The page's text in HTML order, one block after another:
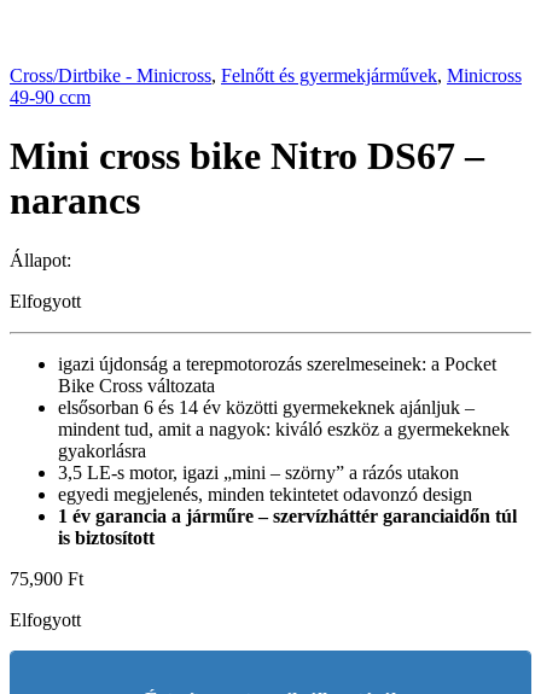
Cross/Dirtbike - Minicross, Felnőtt és gyermekjárművek, Minicross
49-90 ccm
Mini cross bike Nitro DS67 –
narancs
Állapot:
Elfogyott
igazi újdonság a terepmotorozás szerelmeseinek: a Pocket
Bike Cross változata
elsősorban 6 és 14 év közötti gyermekeknek ajánljuk –
mindent tud, amit a nagyok: kiváló eszköz a gyermekeknek
gyakorlásra
3,5 LE-s motor, igazi „mini – szörny” a rázós utakon
egyedi megjelenés, minden tekintetet odavonzó design
1 év garancia a járműre – szervízháttér garanciaidőn túl
is biztosított
75,900 Ft
Elfogyott